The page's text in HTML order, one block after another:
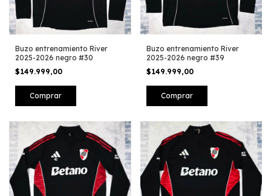
Buzo entrenamiento River
2025-2026 negro #30
$149.999,00
Comprar
Buzo entrenamiento River
2025-2026 negro #39
$149.999,00
Comprar